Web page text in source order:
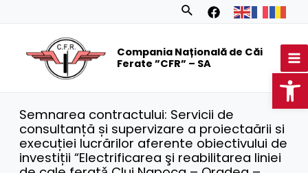
Search
Compania Națională de Căi
Ferate ”CFR” – SA
Semnarea contractului: Servicii de
consultanță și supervizare a proiectaării si
execuției lucrărilor aferente obiectivului de
investiții “Electrificarea şi reabilitarea liniei